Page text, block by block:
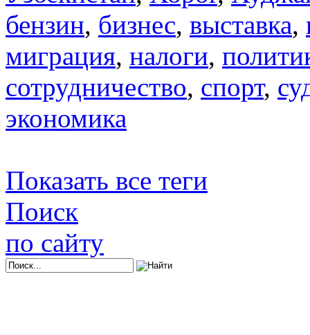
бензин, бизнес, выставка,
миграция, налоги,
сотрудничество, спорт,
экономика
Показать все теги
Поиск
по сайту